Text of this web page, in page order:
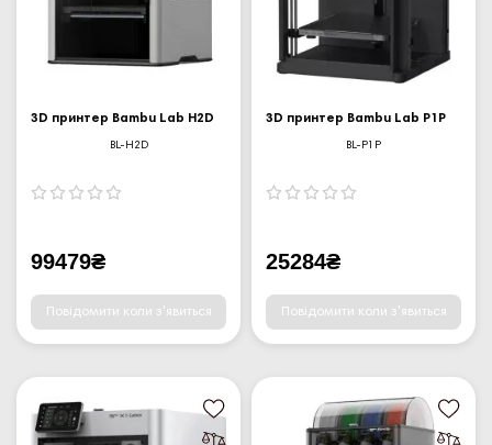
3D принтер Bambu Lab H2D
BL-H2D
99479₴
Повідомити коли з'явиться
3D принтер Bambu Lab P1P
BL-P1P
25284₴
Повідомити коли з'явиться